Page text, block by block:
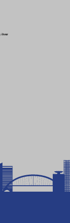
ihrer